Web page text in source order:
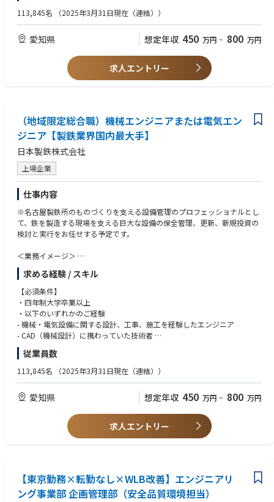
・機械・環境工学専攻
113,845名 （2025年3月31日現在（連結））
愛知県 想定年収 450 万円 ~ 800 万円
求人エントリー
（地域限定総合職）機械エンジニアまたは電気エン
ジニア【製鉄業界国内最大手】
日本製鉄株式会社
上場企業
仕事内容
※名古屋製鉄所のものづくりを支える設備管理のプロフェッショナルとし
て、鉄を製造する現場を支える巨大な設備の保全管理、更新、新規投資の
検討と実行をお任せする予定です。
＜業務イメージ＞
・名だたる大手メーカーと対等に、連携して技術力を結集し過酷な製鉄環
境に合う設備を設計段階から検討
・立ち上げるだけの設備エンジではなく、実際の現場操業生産をより安定
的に最大化する設備へ追加投資を検討
【名古屋製鉄所】
https://www.nipponsteel.com/works/nagoya/index.html
【名古屋製鉄所で製造している製品】
https://www.nipponsteel.com/works/nagoya/product/index.html
https://www.nipponsteel.com/company/tour/vr_tour.html
求める経験 / スキル
【必須条件】
・四年制大学卒業以上
・以下のいずれかのご経験
- 機械・電気設備に関する設計、工事、施工を経験したエンジニア
- CAD（機械設計）に携わっていた技術者
- 制御系更新のハードウエア設計、ソフト設計、現地調整を経験したエン
ジニア
・以下の様な機械、電気設備に関する設計、製作実務経験、歓迎いたしま
す。
- 製鉄機械メーカーで補修に携わっていた技術者
- 電動機の設計・製作に携わっていた技術者
- 制御基板の設計・製作に携わっていた技術者
従業員数
113,845名 （2025年3月31日現在（連結））
愛知県 想定年収 450 万円 ~ 800 万円
求人エントリー
【東京勤務×転勤なし×WLB改善】エンジニアリ
ング事業部 企画管理部（安全品質環境担当）